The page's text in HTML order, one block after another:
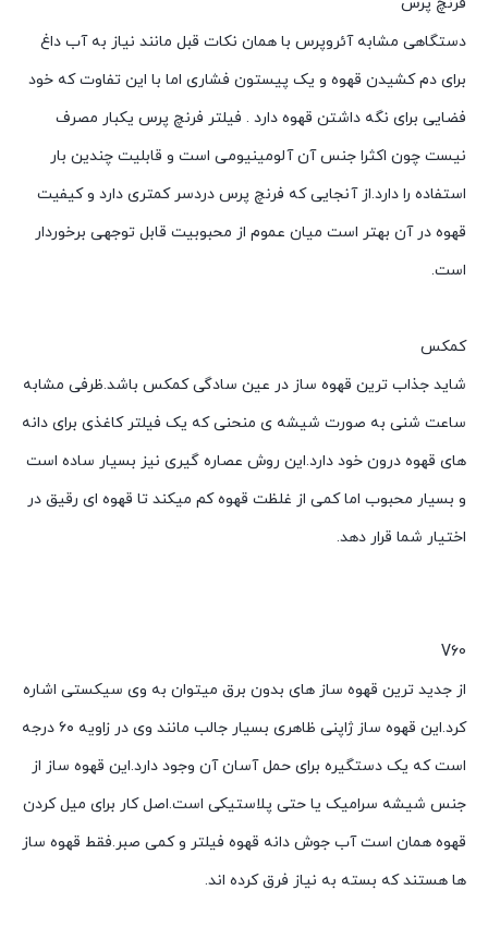
دستگاهی مشابه آئروپرس با همان نکات قبل مانند نیاز به آب داغ
برای دم کشیدن قهوه و یک پیستون فشاری اما با این تفاوت که خود
فضایی برای نگه داشتن قهوه دارد . فیلتر فرنچ پرس یکبار مصرف
نیست چون اکثرا جنس آن آلومینیومی است و قابلیت چندین بار
استفاده را دارد.از آنجایی که فرنچ پرس دردسر کمتری دارد و کیفیت
قهوه در آن بهتر است میان عموم از محبوبیت قابل توجهی برخوردار
است.
کمکس
شاید جذاب ترین قهوه ساز در عین سادگی کمکس باشد.ظرفی مشابه
ساعت شنی به صورت شیشه ی منحنی که یک فیلتر کاغذی برای دانه
های قهوه درون خود دارد.این روش عصاره گیری نیز بسیار ساده است
و بسیار محبوب اما کمی از غلظت قهوه کم میکند تا قهوه ای رقیق در
اختیار شما قرار دهد.
V60
از جدید ترین قهوه ساز های بدون برق میتوان به وی سیکستی اشاره
کرد.این قهوه ساز ژاپنی ظاهری بسیار جالب مانند وی در زاویه ۶۰ درجه
است که یک دستگیره برای حمل آسان آن وجود دارد.این قهوه ساز از
جنس شیشه سرامیک یا حتی پلاستیکی است.اصل کار برای میل کردن
قهوه همان است آب جوش دانه قهوه فیلتر و کمی صبر.فقط قهوه ساز
ها هستند که بسته به نیاز فرق کرده اند.